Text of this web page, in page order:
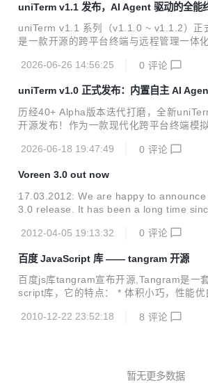
到 RDP 远程桌面，从 SFTP 双栏文件管
览，从串口调试到 S3 对象存储
件，解决所有远程访问需求。 官网：
uniTerm v1.1 发布，AI Agent 驱动的全能
理工具
uniTerm v1.1 系列（v1.1.0 ~ v1.1.2）正
是一款开源的跨平台终端与远程管理一体
SSH、SFTP、RDP、VNC、SPICE、串
能力。本次更新重点增强了 SFTP 文件管
WSL 支持、引入终端主题系统和自定义
新功能 SFTP 文件管理增强 SFTP 功能大
中直接...
2026-06-26 14:56:25 0 评论
uniTerm v1.0 正式发布：内置自主 AI
平台全能终端
历经40+ Alpha版本迭代打磨，全新
开源发布！作为一款现代化跨平台终端模
智能能力，同时整合远程连接、文件传输
重复运维操作、终端智能化不足的痛点。
Apache 2.0 协议，原生适配 Windows、
平台，是面向运维、开发、架构师的全能
项目概述 uniTerm 是基于 Wails v2 构建
台桌面终端...
2026-06-18 19:47:49 0 评论
Voreen 3.0 out now
17.03.2012: We are happy to announce
3.0 release. It has been a long time
now support rendering and processing
states and annotations t...
2012-04-05 19:13:32 0 评论
百度 JavaScript 库 —— tangram 开源
百度js库tangram宣布开源,Tangram是一
script库，它的特点： * 体积小巧，性能优
文档和本地技术优化，适合中国用户。 *多
aidu.com/tangram/download.html
2010-12-22 23:52:18 8 评论
暂无更多数据